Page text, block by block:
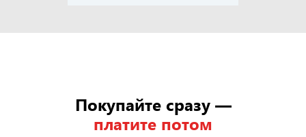
Покупайте сразу —
платите потом